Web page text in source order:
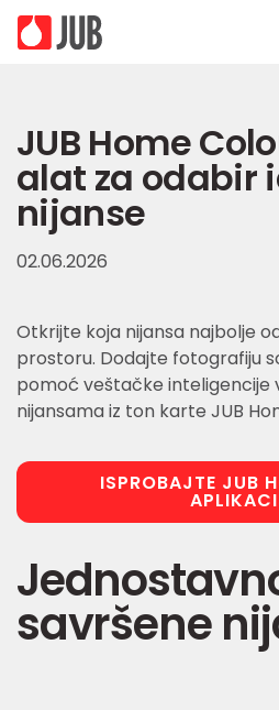
JUB Home
alat za odabir
nijanse
02.06.2026
Otkrijte koja nijansa najbolje
prostoru. Dodajte fotografiju
pomoć veštačke inteligencije
nijansama iz ton karte JUB
ISPROBAJTE JUB
savršene